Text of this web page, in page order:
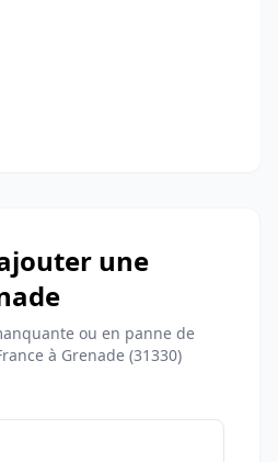
une
ou en panne de
à Grenade (31330)